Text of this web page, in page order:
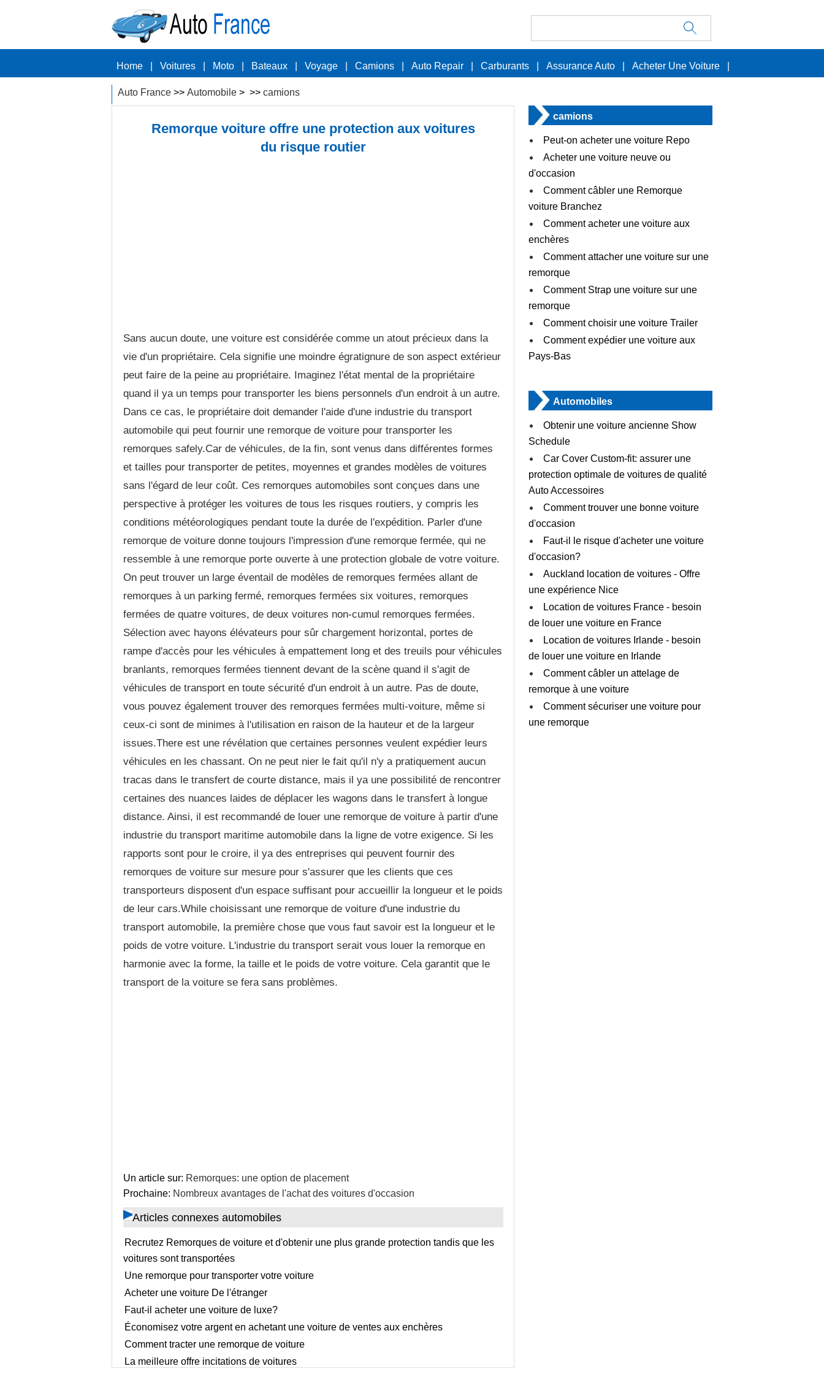
Home Voitures Moto Bateaux Voyage Camions Auto Repair Carburants Assurance Auto Acheter Une Voiture
Auto France >> Automobile > >> camions
Remorque voiture offre une protection aux voitures
du risque routier
Sans aucun doute, une voiture est considérée comme un atout précieux dans la
vie d'un propriétaire. Cela signifie une moindre égratignure de son aspect extérieur
peut faire de la peine au propriétaire. Imaginez l'état mental de la propriétaire
quand il ya un temps pour transporter les biens personnels d'un endroit à un autre.
Dans ce cas, le propriétaire doit demander l'aide d'une industrie du transport
automobile qui peut fournir une remorque de voiture pour transporter les
remorques safely.Car de véhicules, de la fin, sont venus dans différentes formes
et tailles pour transporter de petites, moyennes et grandes modèles de voitures
sans l'égard de leur coût. Ces remorques automobiles sont conçues dans une
perspective à protéger les voitures de tous les risques routiers, y compris les
conditions météorologiques pendant toute la durée de l'expédition. Parler d'une
remorque de voiture donne toujours l'impression d'une remorque fermée, qui ne
ressemble à une remorque porte ouverte à une protection globale de votre voiture.
On peut trouver un large éventail de modèles de remorques fermées allant de
remorques à un parking fermé, remorques fermées six voitures, remorques
fermées de quatre voitures, de deux voitures non-cumul remorques fermées.
Sélection avec hayons élévateurs pour sûr chargement horizontal, portes de
rampe d'accès pour les véhicules à empattement long et des treuils pour véhicules
branlants, remorques fermées tiennent devant de la scène quand il s'agit de
véhicules de transport en toute sécurité d'un endroit à un autre. Pas de doute,
vous pouvez également trouver des remorques fermées multi-voiture, même si
ceux-ci sont de minimes à l'utilisation en raison de la hauteur et de la largeur
issues.There est une révélation que certaines personnes veulent expédier leurs
véhicules en les chassant. On ne peut nier le fait qu'il n'y a pratiquement aucun
tracas dans le transfert de courte distance, mais il ya une possibilité de rencontrer
certaines des nuances laides de déplacer les wagons dans le transfert à longue
distance. Ainsi, il est recommandé de louer une remorque de voiture à partir d'une
industrie du transport maritime automobile dans la ligne de votre exigence. Si les
rapports sont pour le croire, il ya des entreprises qui peuvent fournir des
remorques de voiture sur mesure pour s'assurer que les clients que ces
transporteurs disposent d'un espace suffisant pour accueillir la longueur et le poids
de leur cars.While choisissant une remorque de voiture d'une industrie du
transport automobile, la première chose que vous faut savoir est la longueur et le
poids de votre voiture. L'industrie du transport serait vous louer la remorque en
harmonie avec la forme, la taille et le poids de votre voiture. Cela garantit que le
transport de la voiture se fera sans problèmes.
Un article sur: Remorques: une option de placement
Prochaine: Nombreux avantages de l'achat des voitures d'occasion
Articles connexes automobiles
Recrutez Remorques de voiture et d'obtenir une plus grande protection tandis que les
voitures sont transportées
Une remorque pour transporter votre voiture
Acheter une voiture De l'étranger
Faut-il acheter une voiture de luxe?
Économisez votre argent en achetant une voiture de ventes aux enchères
Comment tracter une remorque de voiture
La meilleure offre incitations de voitures
camions
Peut-on acheter une voiture Repo
Acheter une voiture neuve ou
d'occasion
Comment câbler une Remorque
voiture Branchez
Comment acheter une voiture aux
enchères
Comment attacher une voiture sur une
remorque
Comment Strap une voiture sur une
remorque
Comment choisir une voiture Trailer
Comment expédier une voiture aux
Pays-Bas
Automobiles
Obtenir une voiture ancienne Show
Schedule
Car Cover Custom-fit: assurer une
protection optimale de voitures de qualité
Auto Accessoires
Comment trouver une bonne voiture
d'occasion
Faut-il le risque d'acheter une voiture
d'occasion?
Auckland location de voitures - Offre
une expérience Nice
Location de voitures France - besoin
de louer une voiture en France
Location de voitures Irlande - besoin
de louer une voiture en Irlande
Comment câbler un attelage de
remorque à une voiture
Comment sécuriser une voiture pour
une remorque